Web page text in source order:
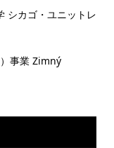
シカゴ・ユニットレ
事業 Zimný